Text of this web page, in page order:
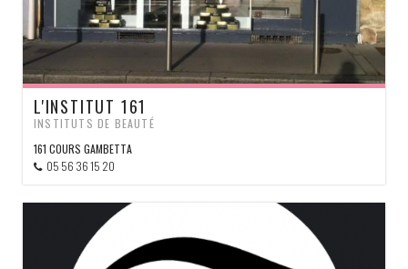
L'INSTITUT 161
INSTITUTS DE BEAUTÉ
161 COURS GAMBETTA
05 56 36 15 20